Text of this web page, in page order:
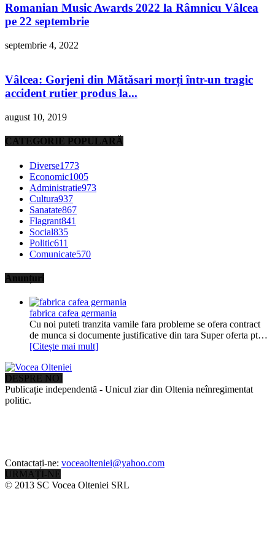
Romanian Music Awards 2022 la Râmnicu Vâlcea
pe 22 septembrie
septembrie 4, 2022
Vâlcea: Gorjeni din Mătăsari morți într-un tragic
accident rutier produs la...
august 10, 2019
CATEGORIE POPULARĂ
Diverse1773
Economic1005
Administratie973
Cultura937
Sanatate867
Flagrant841
Social835
Politic611
Comunicate570
Anunțuri
fabrica cafea germania
Cu noi puteti tranzita vamile fara probleme se ofera contract
de munca si documente justificative din tara Super oferta pt…
[Citește mai mult]
DESPRE NOI
Publicație independentă - Unicul ziar din Oltenia neînregimentat
politic.
Contactați-ne: voceaolteniei@yahoo.com
URMAȚI-NE
© 2013 SC Vocea Olteniei SRL